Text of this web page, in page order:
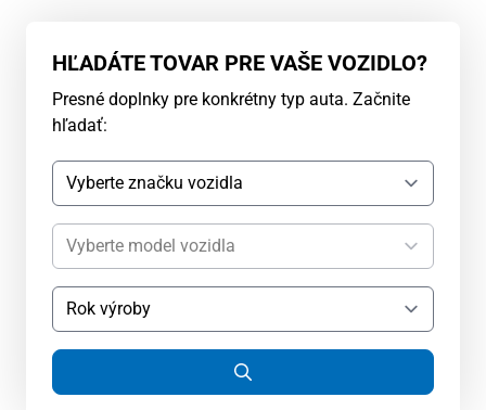
HĽADÁTE TOVAR PRE VAŠE VOZIDLO?
Presné doplnky pre konkrétny typ auta. Začnite
hľadať: